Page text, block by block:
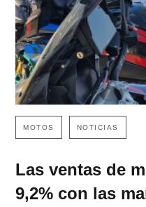
MOTOS NOTICIAS
Las ventas de
9,2% con las